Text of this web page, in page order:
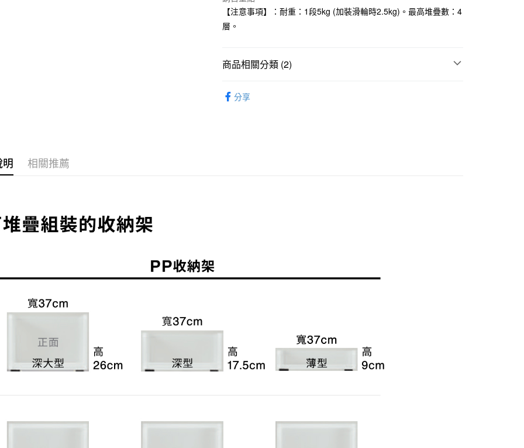
元大商業銀行
永豐商業銀行
星展（台灣）商業銀行
運送方式
每筆NT$150，滿NT$2,000(含以上)免運費
【注意事項】：耐重：1段5kg (加裝滑輪時2.5kg)。最高堆疊數：4
層。
商品相關分類 (2)
分享
相關推薦